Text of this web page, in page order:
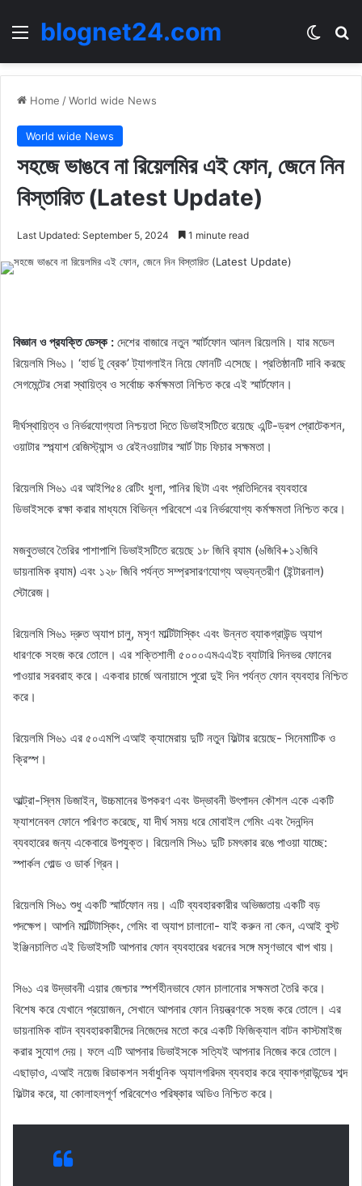
Menublognet24.com
Home /World wide News
World wide News
সহজে ভাঙবে না রিয়েলমির এই ফোন, জেনে নিন
বিস্তারিত (Latest Update)
Last Updated: September 5, 2024 1 minute read
বিজ্ঞান ও প্রযক্তি ডেস্ক : দেশের বাজারে নতুন স্মার্টফোন আনল রিয়েলমি। যার মডেল
রিয়েলমি সি৬১। ‘হার্ড টু ব্রেক’ ট্যাগলাইন নিয়ে ফোনটি এসেছে। প্রতিষ্ঠানটি দাবি করছে
সেগমেন্টের সেরা স্থায়িত্ব ও সর্বোচ্চ কর্মক্ষমতা নিশ্চিত করে এই স্মার্টফোন।
দীর্ঘস্থায়িত্ব ও নির্ভরযোগ্যতা নিশ্চয়তা দিতে ডিভাইসটিতে রয়েছে এন্টি-ড্রপ প্রোটেকশন,
ওয়াটার স্প্ল্যাশ রেজিস্ট্যান্স ও রেইনওয়াটার স্মার্ট টাচ ফিচার সক্ষমতা।
রিয়েলমি সি৬১ এর আইপি৫৪ রেটিং ধুলা, পানির ছিটা এবং প্রতিদিনের ব্যবহারে
ডিভাইসকে রক্ষা করার মাধ্যমে বিভিন্ন পরিবেশে এর নির্ভরযোগ্য কর্মক্ষমতা নিশ্চিত করে।
মজবুতভাবে তৈরির পাশাপাশি ডিভাইসটিতে রয়েছে ১৮ জিবি র‌্যাম (৬জিবি+১২জিবি
ডায়নামিক র‌্যাম) এবং ১২৮ জিবি পর্যন্ত সম্প্রসারণযোগ্য অভ্যন্তরীণ (ইন্টারনাল)
স্টোরেজ।
রিয়েলমি সি৬১ দ্রুত অ্যাপ চালু, মসৃণ মাল্টিটাস্কিং এবং উন্নত ব্যাকগ্রাউন্ড অ্যাপ
ধারণকে সহজ করে তোলে। এর শক্তিশালী ৫০০০এমএএইচ ব্যাটারি দিনভর ফোনের
পাওয়ার সরবরাহ করে। একবার চার্জে অনায়াসে পুরো দুই দিন পর্যন্ত ফোন ব্যবহার নিশ্চিত
করে।
রিয়েলমি সি৬১ এর ৫০এমপি এআই ক্যামেরায় দুটি নতুন ফিল্টার রয়েছে- সিনেমাটিক ও
ক্রিস্প।
আল্ট্রা-স্লিম ডিজাইন, উচ্চমানের উপকরণ এবং উদ্ভাবনী উৎপাদন কৌশল একে একটি
ফ্যাশনেবল ফোনে পরিণত করেছে, যা দীর্ঘ সময় ধরে মোবাইল গেমিং এবং দৈনন্দিন
ব্যবহারের জন্য একেবারে উপযুক্ত। রিয়েলমি সি৬১ দুটি চমৎকার রঙে পাওয়া যাচ্ছে:
স্পার্কল গোল্ড ও ডার্ক গ্রিন।
রিয়েলমি সি৬১ শুধু একটি স্মার্টফোন নয়। এটি ব্যবহারকারীর অভিজ্ঞতায় একটি বড়
পদক্ষেপ। আপনি মাল্টিটাস্কিং, গেমিং বা অ্যাপ চালানো- যাই করুন না কেন, এআই বুস্ট
ইঞ্জিনচালিত এই ডিভাইসটি আপনার ফোন ব্যবহারের ধরনের সঙ্গে মসৃণভাবে খাপ খায়।
সি৬১ এর উদ্ভাবনী এয়ার জেশ্চার স্পর্শহীনভাবে ফোন চালানোর সক্ষমতা তৈরি করে।
বিশেষ করে যেখানে প্রয়োজন, সেখানে আপনার ফোন নিয়ন্ত্রণকে সহজ করে তোলে। এর
ডায়নামিক বাটন ব্যবহারকারীদের নিজেদের মতো করে একটি ফিজিক্যাল বাটন কাস্টমাইজ
করার সুযোগ দেয়। ফলে এটি আপনার ডিভাইসকে সত্যিই আপনার নিজের করে তোলে।
এছাড়াও, এআই নয়েজ রিডাকশন সর্বাধুনিক অ্যালগরিদম ব্যবহার করে ব্যাকগ্রাউন্ডের শব্দ
ফিল্টার করে, যা কোলাহলপূর্ণ পরিবেশেও পরিষ্কার অডিও নিশ্চিত করে।